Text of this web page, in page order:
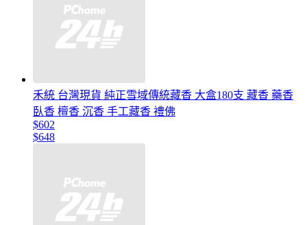
禾統 台灣現貨 純正雪域傳統藏香 大盒180支 藏香 藥香
臥香 檀香 沉香 手工藏香 禮佛
$602
$648